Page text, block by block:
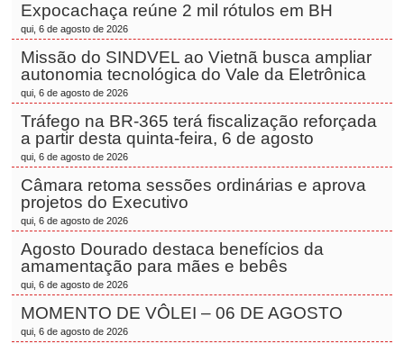
Expocachaça reúne 2 mil rótulos em BH
qui, 6 de agosto de 2026
Missão do SINDVEL ao Vietnã busca ampliar
autonomia tecnológica do Vale da Eletrônica
qui, 6 de agosto de 2026
Tráfego na BR-365 terá fiscalização reforçada
a partir desta quinta-feira, 6 de agosto
qui, 6 de agosto de 2026
Câmara retoma sessões ordinárias e aprova
projetos do Executivo
qui, 6 de agosto de 2026
Agosto Dourado destaca benefícios da
amamentação para mães e bebês
qui, 6 de agosto de 2026
MOMENTO DE VÔLEI – 06 DE AGOSTO
qui, 6 de agosto de 2026